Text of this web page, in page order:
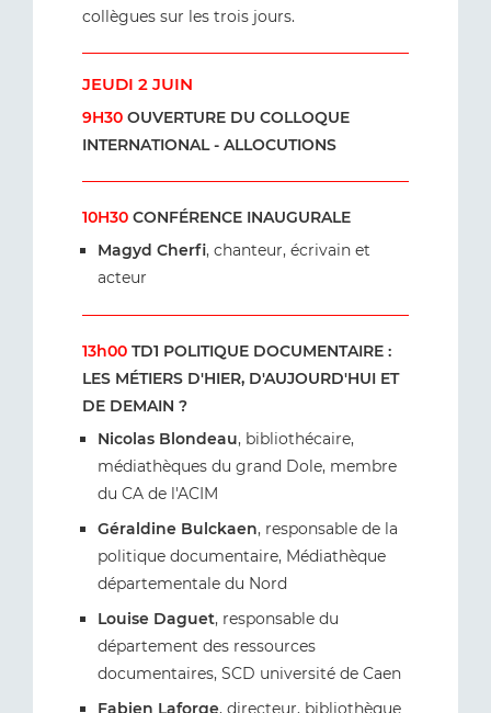
collègues sur les trois jours.
JEUDI 2 JUIN
9H30 OUVERTURE DU COLLOQUE
INTERNATIONAL - ALLOCUTIONS
10H30 CONFÉRENCE INAUGURALE
Magyd Cherfi, chanteur, écrivain et
acteur
13h00 TD1 POLITIQUE DOCUMENTAIRE :
LES MÉTIERS D'HIER, D'AUJOURD'HUI ET
DE DEMAIN ?
Nicolas Blondeau, bibliothécaire,
médiathèques du grand Dole, membre
du CA de l'ACIM
Géraldine Bulckaen, responsable de la
politique documentaire, Médiathèque
départementale du Nord
Louise Daguet, responsable du
département des ressources
documentaires, SCD université de Caen
Fabien Laforge, directeur, bibliothèque